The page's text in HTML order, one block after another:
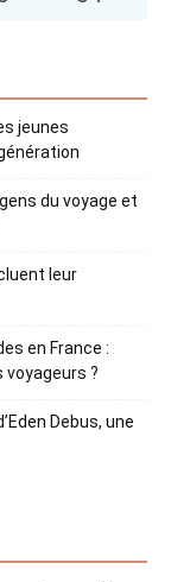
jeunes
du voyage et
leur
en France :
?
Debus, une